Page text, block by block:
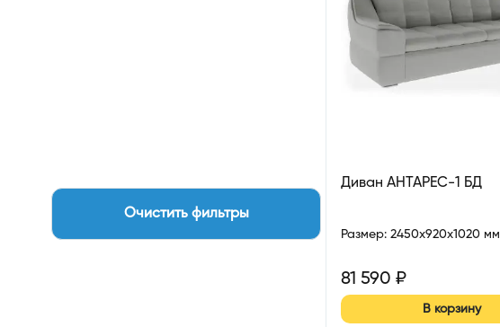
Очистить фильтры
Диван АНТАРЕС-1 БД
Размер: 2450x920x1020 мм
81 590 ₽
В корзину